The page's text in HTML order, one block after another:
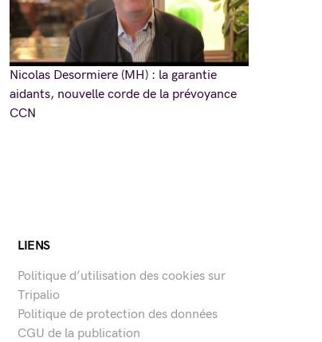
Nicolas Desormiere (MH) : la garantie
aidants, nouvelle corde de la prévoyance
CCN
LIENS
Politique d’utilisation des cookies sur
Tripalio
Politique de protection des données
CGU de la publication